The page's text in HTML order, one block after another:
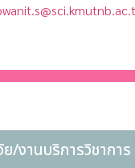
/งานบริการวิชาการ